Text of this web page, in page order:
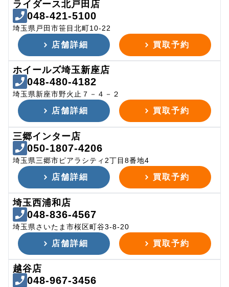
ライダース北戸田店
048-421-5100
埼玉県戸田市笹目北町10-22
店舗詳細 買取予約
ホイールズ埼玉新座店
048-480-4182
埼玉県新座市野火止７－４－２
店舗詳細 買取予約
三郷インター店
050-1807-4206
埼玉県三郷市ピアラシティ2丁目8番地4
店舗詳細 買取予約
埼玉西浦和店
048-836-4567
埼玉県さいたま市桜区町谷3-8-20
店舗詳細 買取予約
越谷店
048-967-3456